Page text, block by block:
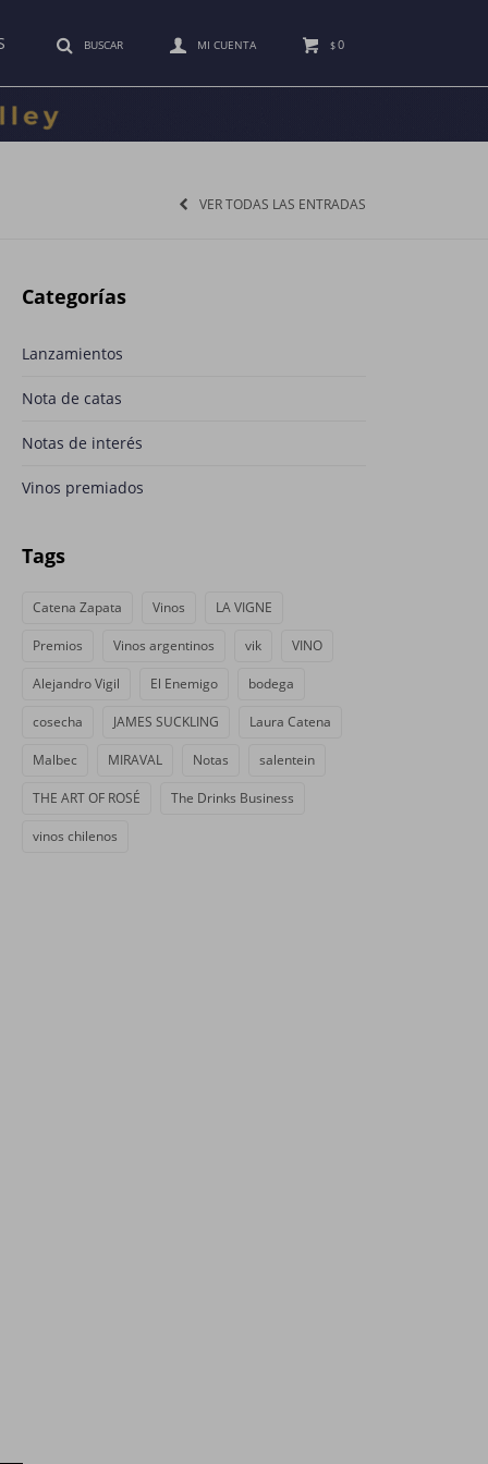
$0
VER TODAS LAS ENTRADAS
Categorías
Lanzamientos
Nota de catas
Notas de interés
Vinos premiados
Tags
Catena Zapata Vinos LA VIGNE
Premios Vinos argentinos vik VINO
Alejandro Vigil El Enemigo bodega
cosecha JAMES SUCKLING Laura Catena
Malbec MIRAVAL Notas salentein
THE ART OF ROSÉ The Drinks Business
vinos chilenos